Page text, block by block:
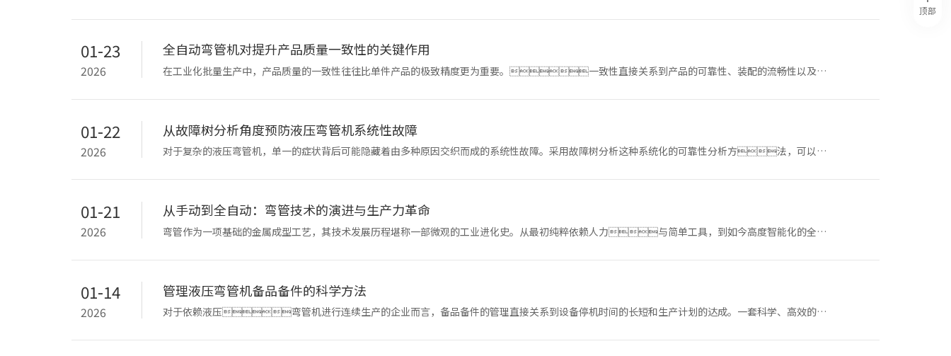
01-23
2026
全自动弯管机对提升产品质量一致性的关键作用
在工业化批量生产中，产品质量的一致性往往比单件产品的极致精度更为重要。一致性直接关系到产品的可靠性、装配的流畅性以及企
01-22
2026
从故障树分析角度预防液压弯管机系统性故障
对于复杂的液压弯管机，单一的症状背后可能隐藏着由多种原因交织而成的系统性故障。采用故障树分析这种系统化的可靠性分析方法，可以帮
01-21
2026
从手动到全自动：弯管技术的演进与生产力革命
弯管作为一项基础的金属成型工艺，其技术发展历程堪称一部微观的工业进化史。从最初纯粹依赖人力与简单工具，到如今高度智能化的全自
01-14
2026
管理液压弯管机备品备件的科学方法
对于依赖液压弯管机进行连续生产的企业而言，备品备件的管理直接关系到设备停机时间的长短和生产计划的达成。一套科学、高效的备
顶部